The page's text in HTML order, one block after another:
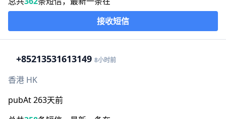
接收短信
+85213531613149 8小时前
香港 HK
pubAt 263天前